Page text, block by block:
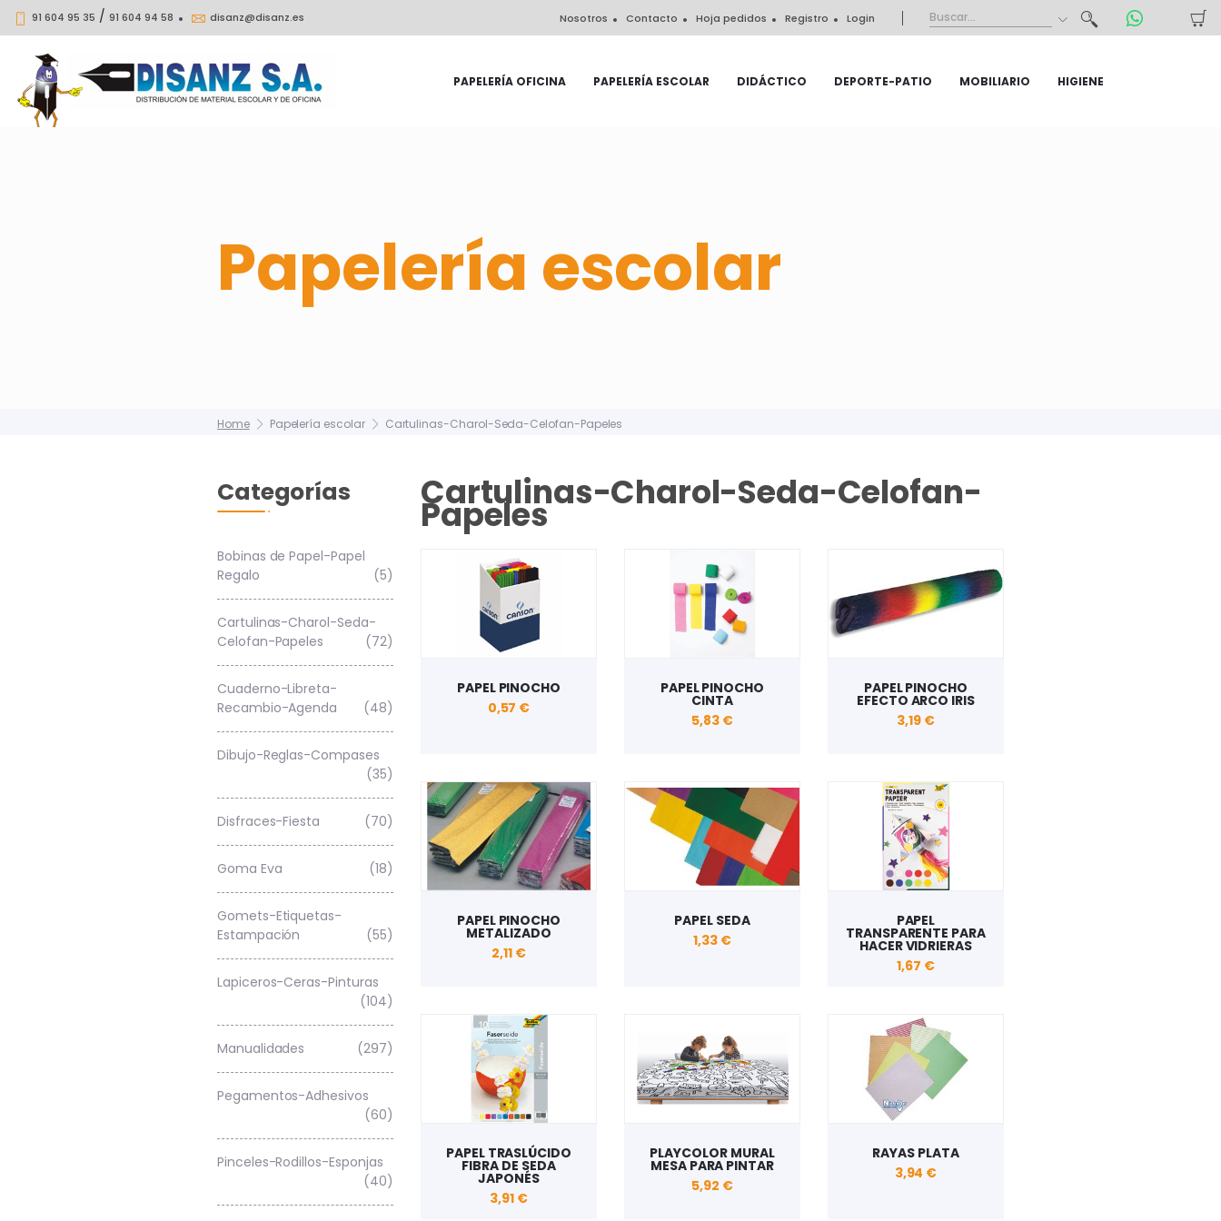
91 604 95 35 / 91 604 94 58 disanz@disanz.es Nosotros Contacto Hoja pedidos Registro Login
PAPELERÍA OFICINA PAPELERÍA ESCOLAR DIDÁCTICO DEPORTE-PATIO MOBILIARIO HIGIENE
Papelería escolar
Home Papelería escolar Cartulinas-Charol-Seda-Celofan-Papeles
Categorías
Bobinas de Papel-Papel
Regalo
(5)
Cartulinas-Charol-Seda-
Celofan-Papeles
(72)
Cuaderno-Libreta-
Recambio-Agenda
(48)
Dibujo-Reglas-Compases
(35)
Disfraces-Fiesta (70)
Goma Eva (18)
Gomets-Etiquetas-
Estampación
(55)
Lapiceros-Ceras-Pinturas
(104)
Manualidades (297)
Pegamentos-Adhesivos
(60)
Pinceles-Rodillos-Esponjas
(40)
Cartulinas-Charol-Seda-Celofan-
Papeles
PAPEL PINOCHO
0,57 €
PAPEL PINOCHO
CINTA
5,83 €
PAPEL PINOCHO
EFECTO ARCO IRIS
3,19 €
PAPEL PINOCHO
METALIZADO
2,11 €
PAPEL SEDA
1,33 €
PAPEL
TRANSPARENTE PARA
HACER VIDRIERAS
1,67 €
PAPEL TRASLÚCIDO
FIBRA DE SEDA
JAPONÉS
3,91 €
PLAYCOLOR MURAL
MESA PARA PINTAR
5,92 €
RAYAS PLATA
3,94 €